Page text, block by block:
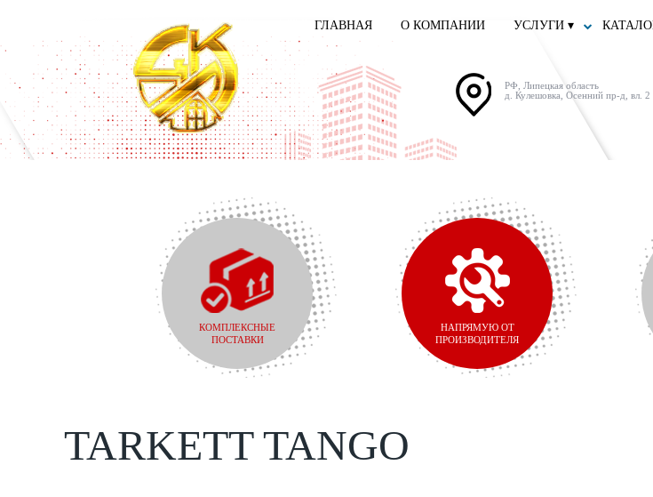
ГЛАВНАЯ О КОМПАНИИ УСЛУГИ ▾
РФ, Липецкая область
д. Кулешовка, Осенний пр-д, вл. 2
КОМПЛЕКСНЫЕ
ПОСТАВКИ
НАПРЯМУЮ ОТ
ПРОИЗВОДИТЕЛЯ
TARKETT TANGO